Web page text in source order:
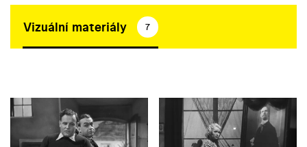
Vizuální materiály 7